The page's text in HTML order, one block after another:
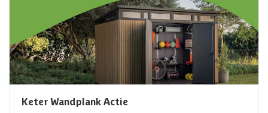
Keter Wandplank Actie